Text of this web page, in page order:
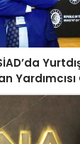
Yardımcısı